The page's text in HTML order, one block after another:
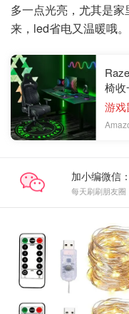
多一点光亮，尤其是
来，led省电又温暖哦。
椅收
游戏
加小编微信：
每天刷刷朋友